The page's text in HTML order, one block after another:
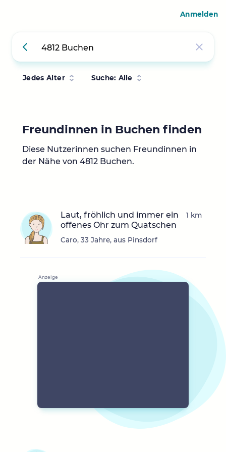
Jedes Alter Suche: Alle
Freundinnen in Buchen finden
Diese Nutzerinnen suchen Freundinnen in
der Nähe von 4812 Buchen.
Laut, fröhlich und immer ein
offenes Ohr zum Quatschen
Caro, 33 Jahre, aus Pinsdorf
1 km
Anmelden